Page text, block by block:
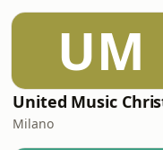
UM
Milano